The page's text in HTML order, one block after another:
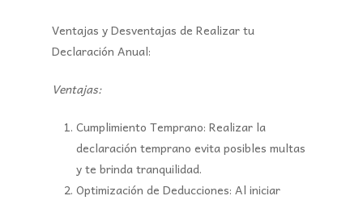
Ventajas y Desventajas de Realizar tu
Declaración Anual:
Ventajas:
Cumplimiento Temprano: Realizar la
declaración temprano evita posibles multas
y te brinda tranquilidad.
Optimización de Deducciones: Al iniciar